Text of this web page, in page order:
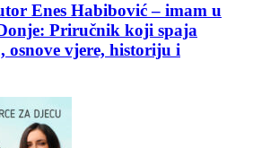
Enes Habibović – imam u
Priručnik koji spaja
osnove vjere, historiju i